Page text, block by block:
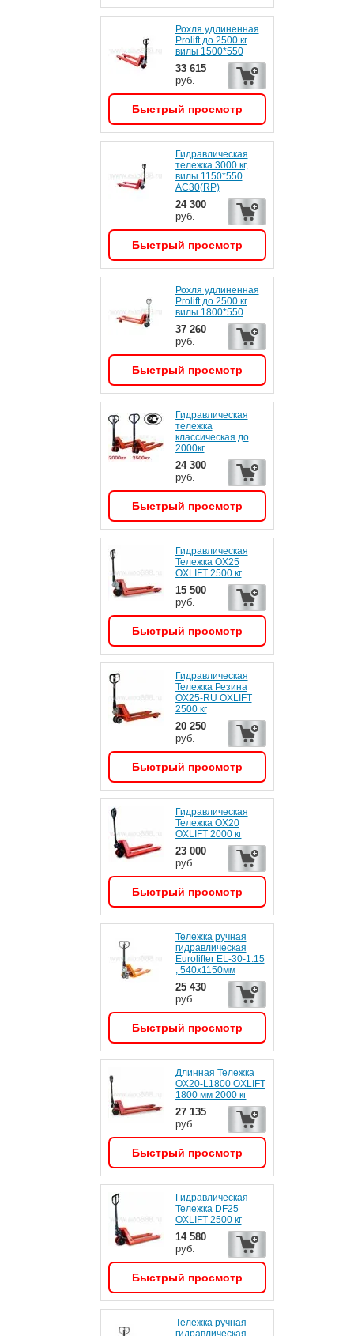
Рохля удлиненная
Prolift до 2500 кг
вилы 1500*550
33 615
руб.
Быстрый просмотр
Гидравлическая
тележка 3000 кг,
вилы 1150*550
АС30(RP)
24 300
руб.
Быстрый просмотр
Рохля удлиненная
Prolift до 2500 кг
вилы 1800*550
37 260
руб.
Быстрый просмотр
Гидравлическая
тележка
классическая до
2000кг
24 300
руб.
Быстрый просмотр
Гидравлическая
Тележка OX25
OXLIFT 2500 кг
15 500
руб.
Быстрый просмотр
Гидравлическая
Тележка Резина
OX25-RU OXLIFT
2500 кг
20 250
руб.
Быстрый просмотр
Гидравлическая
Тележка OX20
OXLIFT 2000 кг
23 000
руб.
Быстрый просмотр
Тележка ручная
гидравлическая
Eurolifter EL-30-1.15
, 540х1150мм
25 430
руб.
Быстрый просмотр
Длинная Тележка
OX20-L1800 OXLIFT
1800 мм 2000 кг
27 135
руб.
Быстрый просмотр
Гидравлическая
Тележка DF25
OXLIFT 2500 кг
14 580
руб.
Быстрый просмотр
Тележка ручная
гидравлическая